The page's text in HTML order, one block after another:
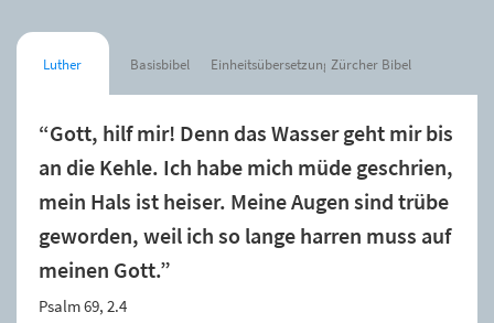
Luther Basisbibel Einheitsübersetzung Zürcher Bibel
“Gott, hilf mir! Denn das Wasser geht mir bis
an die Kehle. Ich habe mich müde geschrien,
mein Hals ist heiser. Meine Augen sind trübe
geworden, weil ich so lange harren muss auf
meinen Gott.”
Psalm 69, 2.4